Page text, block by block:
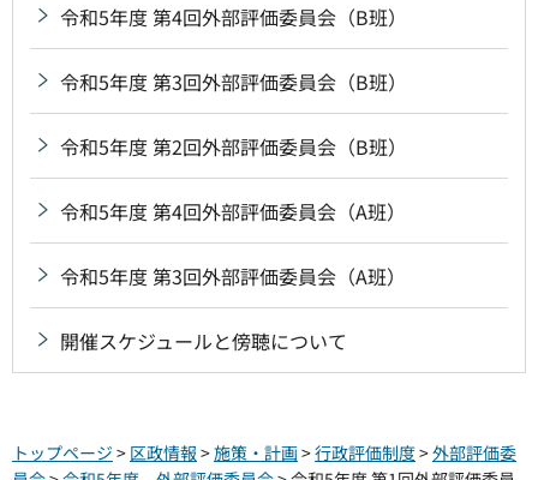
令和5年度 第4回外部評価委員会（B班）
令和5年度 第3回外部評価委員会（B班）
令和5年度 第2回外部評価委員会（B班）
令和5年度 第4回外部評価委員会（A班）
令和5年度 第3回外部評価委員会（A班）
開催スケジュールと傍聴について
トップページ > 区政情報 >施策・計画>行政評価制度>外部評価委